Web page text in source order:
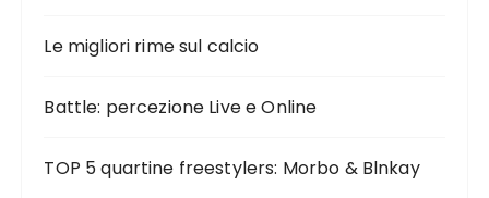
Le migliori rime sul calcio
Battle: percezione Live e Online
TOP 5 quartine freestylers: Morbo & Blnkay